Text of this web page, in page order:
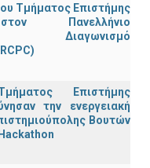
Τμήματος Επιστήμης
Πανελλήνιο
Διαγωνισμό
Επιστήμης
την ενεργειακή
Βουτών